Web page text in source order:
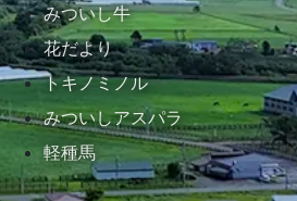
みついし牛
花だより
トキノミノル
みついしアスパラ
軽種馬